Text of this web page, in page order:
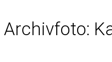
Archivfoto: